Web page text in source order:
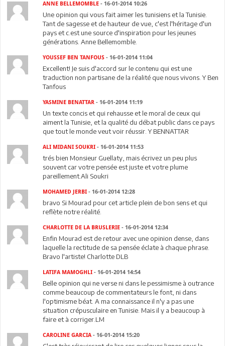
ANNE BELLEMOMBLE- 16-01-2014 10:26
Une opinion qui vous fait aimer les tunisiens et la Tunisie.
Tant de sagesse et de hauteur de vue, c'est l'héritage d'un
pays et c.est une source d'inspiration pour les jeunes
générations. Anne Bellemomble.
YOUSSEF BEN TANFOUS - 16-01-2014 11:04
Excellent! Je suis d'accord sur le contenu qui est une
traduction non partisane de la réalité que nous vivons. Y Ben
Tanfous
YASMINE BENATTAR - 16-01-2014 11:19
Un texte concis et qui rehausse et le moral de ceux qui
aiment la Tunisie, et la qualité du débat public dans ce pays
que tout le monde veut voir réussir. Y BENNATTAR
ALI MIDANI SOUKRI - 16-01-2014 11:53
trés bien Monsieur Guellaty, mais écrivez un peu plus
souvent car votre pensée est juste et votre plume
pareillement.Ali Soukri
MOHAMED JERBI - 16-01-2014 12:28
bravo Si Mourad pour cet article plein de bon sens et qui
reflète notre réalité.
CHARLOTTE DE LA BRUSLERIE - 16-01-2014 12:34
Enfin Mourad est de retour avec une opinion dense, dans
laquelle la rectitude de sa pensée éclate à chaque phrase.
Bravo l'artiste! Charlotte DLB
LATIFA MAMOGHLI - 16-01-2014 14:54
Belle opinion qui ne verse ni dans le pessimisme à outrance
comme beaucoup de commentateurs le font, ni dans
l'optimisme béat. A ma connaissance il n'y a pas une
situation crépusculaire en Tunisie. Mais il y a beaucoup à
faire et à corriger.LM
CAROLINE GARCIA- 16-01-2014 15:20